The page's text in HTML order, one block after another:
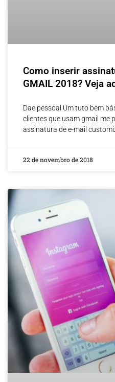
Como inserir
GMAIL 2018? Veja
Dae pessoal Um tuto bem
clientes que usam gmail me
assinatura de e-mail
22 de novembro de 2018